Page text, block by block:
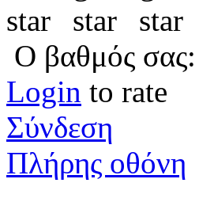
Ο βαθμός σας:
Login to rate
Σύνδεση
Πλήρης οθόνη